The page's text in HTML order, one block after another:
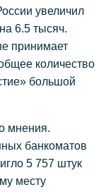
увеличил
6.5 тысяч.
принимает
количество
большой
мнения.
банкоматов
5 757 штук
месту